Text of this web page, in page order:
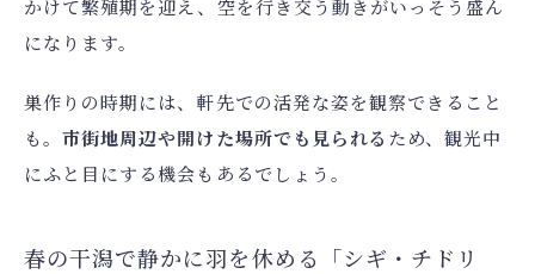
かけて繁殖期を迎え、空を行き交う動きがいっそう盛ん
になります。
巣作りの時期には、軒先での活発な姿を観察できること
も。市街地周辺や開けた場所でも見られる ため、観光中
にふと目にする機会もあるでしょう。
春の干潟で静かに羽を休める「シギ・チドリ